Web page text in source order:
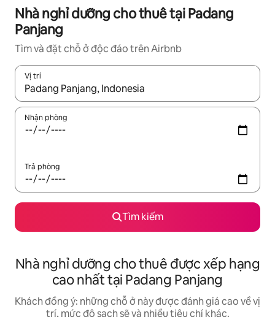
Nhà nghỉ dưỡng cho thuê tại Padang
Panjang
Tìm và đặt chỗ ở độc đáo trên Airbnb
Vị trí
Khi có kết quả, hãy điều hướng bằng phím mũi tên lên và
Nhận phòng
Trả phòng
Tìm kiếm
Nhà nghỉ dưỡng cho thuê được xếp hạng
cao nhất tại Padang Panjang
Khách đồng ý: những chỗ ở này được đánh giá cao về vị
trí, mức độ sạch sẽ và nhiều tiêu chí khác.